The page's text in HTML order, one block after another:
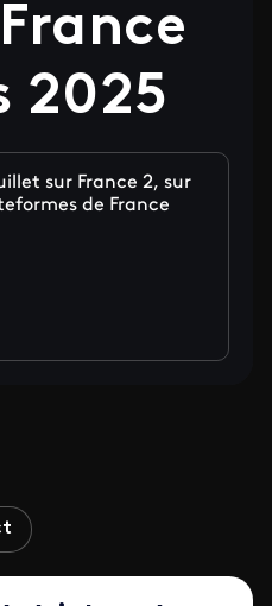
2025
sur France 2, sur
de France
Tour de France Femmes 2025' sur
et Tour de France Femmes 2025' sur
Hommes et Tour de France Femmes